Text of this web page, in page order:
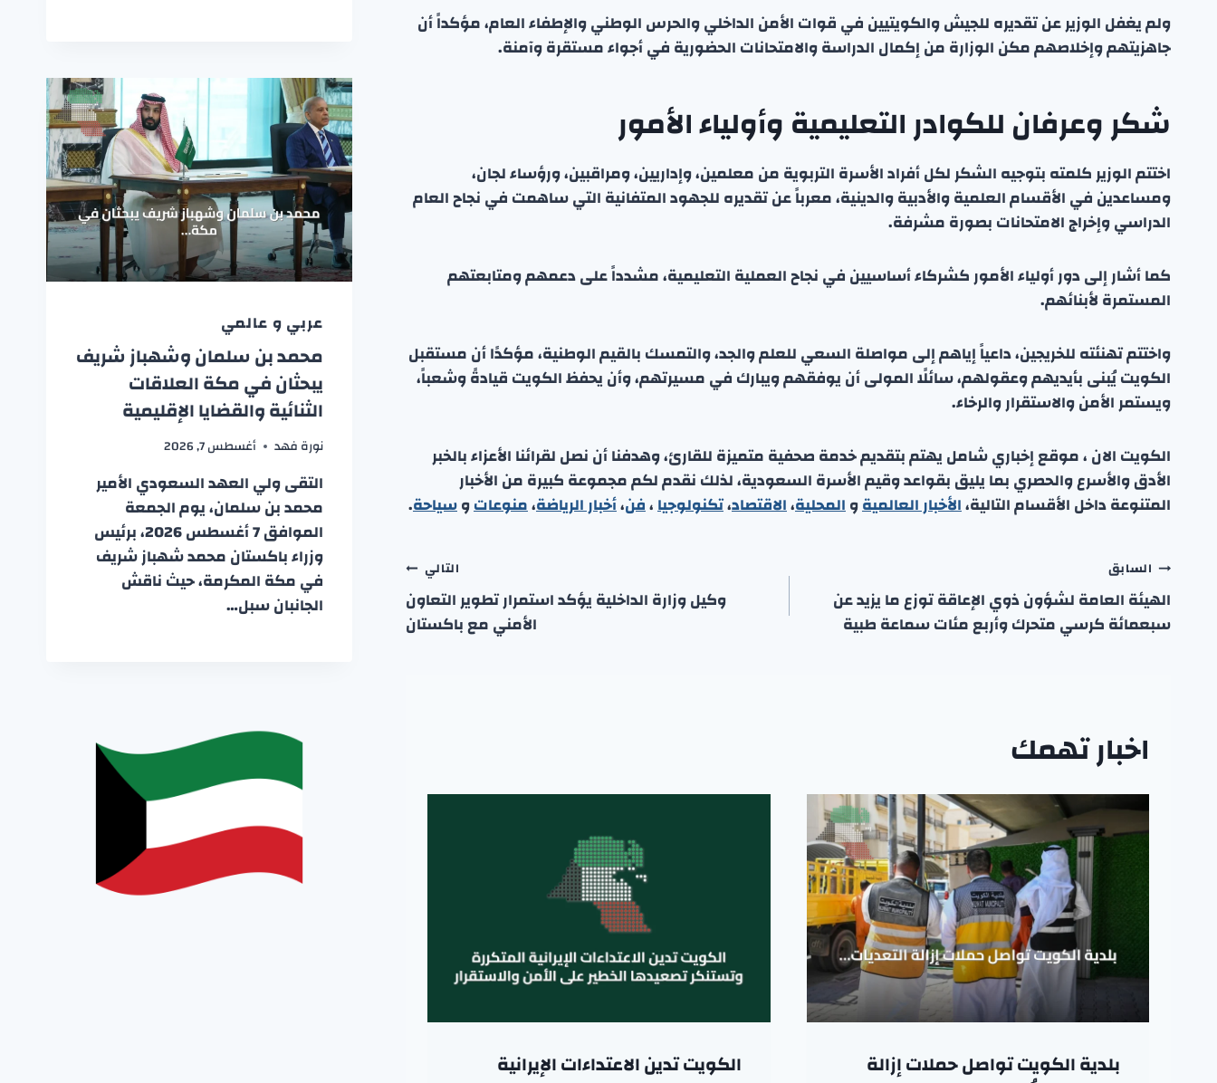
ولم يغفل الوزير عن تقديره للجيش والكويتيين في قوات الأمن الداخلي والحرس الوطني والإطفاء العام، مؤكداً أن
جاهزيتهم وإخلاصهم مكن الوزارة من إكمال الدراسة والامتحانات الحضورية في أجواء مستقرة وآمنة.
شكر وعرفان للكوادر التعليمية وأولياء الأمور
اختتم الوزير كلمته بتوجيه الشكر لكل أفراد الأسرة التربوية من معلمين، وإداريين، ومراقبين، ورؤساء لجان،
ومساعدين في الأقسام العلمية والأدبية والدينية، معرباً عن تقديره للجهود المتفانية التي ساهمت في نجاح العام
الدراسي وإخراج الامتحانات بصورة مشرفة.
كما أشار إلى دور أولياء الأمور كشركاء أساسيين في نجاح العملية التعليمية، مشدداً على دعمهم ومتابعتهم
المستمرة لأبنائهم.
واختتم تهنئته للخريجين، داعياً إياهم إلى مواصلة السعي للعلم والجد، والتمسك بالقيم الوطنية، مؤكدًا أن مستقبل
الكويت يُبنى بأيديهم وعقولهم، سائلًا المولى أن يوفقهم ويبارك في مسيرتهم، وأن يحفظ الكويت قيادةً وشعباً،
ويستمر الأمن والاستقرار والرخاء.
الكويت الان ، موقع إخباري شامل يهتم بتقديم خدمة صحفية متميزة للقارئ، وهدفنا أن نصل لقرائنا الأعزاء بالخبر
الأدق والأسرع والحصري بما يليق بقواعد وقيم الأسرة السعودية، لذلك نقدم لكم مجموعة كبيرة من الأخبار
المتنوعة داخل الأقسام التالية،الأخبار العالميةوالمحلية،الاقتصاد،تكنولوجيا،فن،أخبار الرياضة،منوعاتوسياحة.
تصفّح
المقالات
السابق
الهيئة العامة لشؤون ذوي الإعاقة توزع ما يزيد عن
سبعمائة كرسي متحرك وأربع مئات سماعة طبية
التالي
وكيل وزارة الداخلية يؤكد استمرار تطوير التعاون
الأمني مع باكستان
اخبار تهمك
بلدية الكويت تواصل حملات إزالة
الكويت تدين الاعتداءات الإيرانية
عربي و عالمي
محمد بن سلمان وشهباز شريف
يبحثان في مكة العلاقات
الثنائية والقضايا الإقليمية
نورة فهد أغسطس 7, 2026
التقى ولي العهد السعودي الأمير
محمد بن سلمان، يوم الجمعة
الموافق 7 أغسطس 2026، برئيس
وزراء باكستان محمد شهباز شريف
في مكة المكرمة، حيث ناقش
الجانبان سبل…